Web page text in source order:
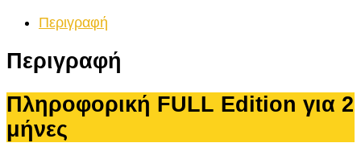
Περιγραφή
Περιγραφή
Πληροφορική FULL Edition για 2
μήνες